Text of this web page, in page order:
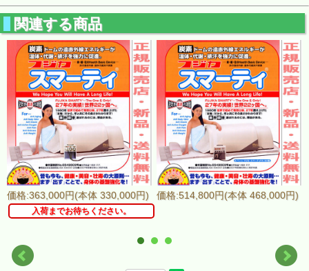
関連する商品
価格:363,000円(本体 330,000円)
入荷までお待ちください。
価格:514,800円(本体 468,000円)